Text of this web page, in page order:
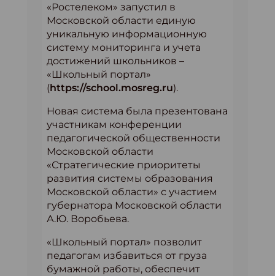
«Ростелеком» запустил в
Московской области единую
уникальную информационную
систему мониторинга и учета
достижений школьников –
«Школьный портал»
(https://school.mosreg.ru).
Новая система была презентована
участникам конференции
педагогической общественности
Московской области
«Стратегические приоритеты
развития системы образования
Московской области» с участием
губернатора Московской области
А.Ю. Воробьева.
«Школьный портал» позволит
педагогам избавиться от груза
бумажной работы, обеспечит